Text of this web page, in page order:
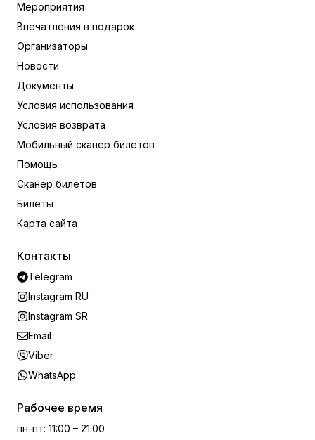
Мероприятия
Впечатления в подарок
Организаторы
Новости
Документы
Условия использования
Условия возврата
Мобильный сканер билетов
Помощь
Сканер билетов
Билеты
Карта сайта
Контакты
Telegram
Instagram RU
Instagram SR
Email
Viber
WhatsApp
Рабочее время
пн-пт: 11:00 – 21:00